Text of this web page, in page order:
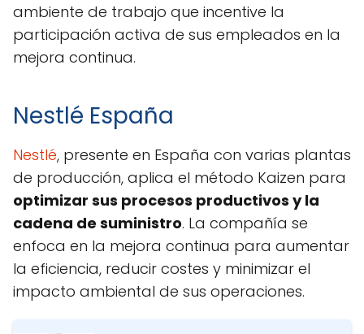
ambiente de trabajo que incentive la
participación activa de sus empleados en la
mejora continua.
Nestlé España
Nestlé, presente en España con varias plantas
de producción, aplica el método Kaizen para
optimizar sus procesos productivos y la
cadena de suministro. La compañía se
enfoca en la mejora continua para aumentar
la eficiencia, reducir costes y minimizar el
impacto ambiental de sus operaciones.